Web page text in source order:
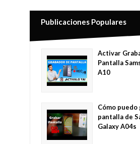
Publicaciones Populares
Activar
Pantalla
A10
Cómo puedo
pantalla de
Galaxy A04s